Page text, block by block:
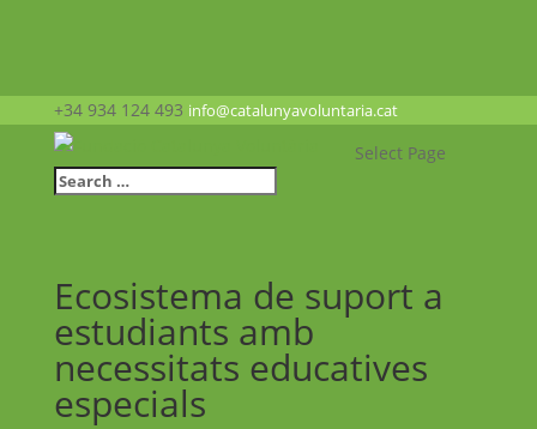
+34 934 124 493 info@catalunyavoluntaria.cat
Select Page
Ecosistema de suport a
estudiants amb
necessitats educatives
especials